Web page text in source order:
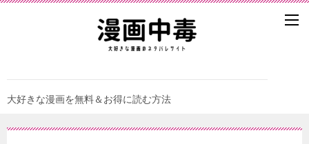
大好きな漫画を無料＆お得に読む方法